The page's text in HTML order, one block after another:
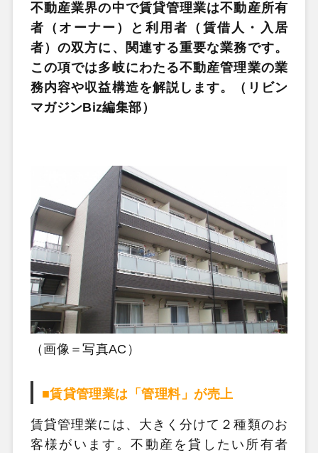
不動産業界の中で賃貸管理業は不動産所有
者（オーナー）と利用者（賃借人・入居
者）の双方に、関連する重要な業務です。
この項では多岐にわたる不動産管理業の業
務内容や収益構造を解説します。（リビン
マガジンBiz編集部）
（画像＝写真AC）
■賃貸管理業は「管理料」が売上
賃貸管理業には、大きく分けて２種類のお
客様がいます。不動産を貸したい所有者